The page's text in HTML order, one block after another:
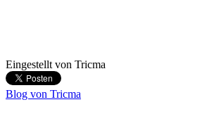
Eingestellt von Tricma
Blog von Tricma